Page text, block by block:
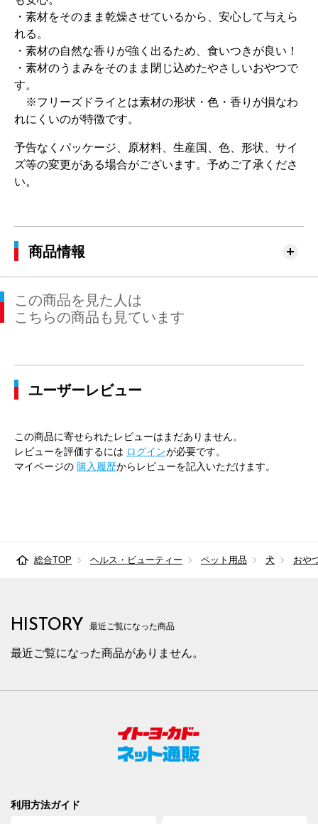
・素材をそのまま乾燥させているから、安心して与えら
れる。
・素材の自然な香りが強く出るため、食いつきが良い！
・素材のうまみをそのまま閉じ込めたやさしいおやつで
す。
※フリーズドライとは素材の形状・色・香りが損なわ
れにくいのが特徴です。
予告なくパッケージ、原材料、生産国、色、形状、サイ
ズ等の変更がある場合がございます。予めご了承くださ
い。
商品情報
この商品を見た人は
こちらの商品も見ています
ユーザーレビュー
この商品に寄せられたレビューはまだありません。
レビューを評価するには ログインが必要です。
マイページの 購入履歴からレビューを記入いただけます。
総合TOP ヘルス・ビューティー ペット用品 犬 おや
HISTORY 最近ご覧になった商品
最近ご覧になった商品がありません。
利用方法ガイド